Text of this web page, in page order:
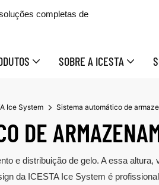
completas de
SOBRE A ICESTA
Ice System Sistema automático de
DE
e distribuição de gelo. A essa
da ICESTA Ice System é